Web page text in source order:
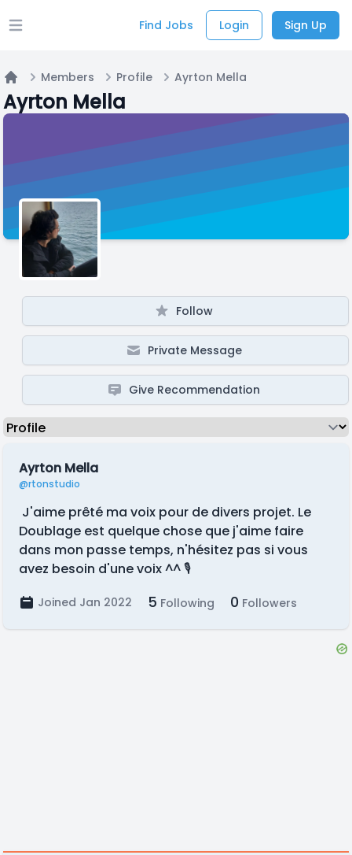
Open main menu Find Jobs Login Sign Up
Home
Members Profile Ayrton Mella
Ayrton Mella
Follow
Private Message
Give Recommendation
Ayrton Mella
@rtonstudio
J'aime prêté ma voix pour de divers projet. Le
Doublage est quelque chose que j'aime faire
dans mon passe temps, n'hésitez pas si vous
avez besoin d'une voix ^^ 🎙️
Joined Jan 2022 5 Following 0 Followers